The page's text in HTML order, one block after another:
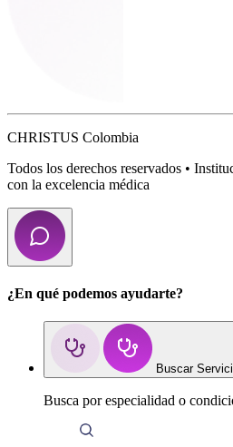
CHRISTUS Colombia
Todos los derechos reservados •
con la excelencia médica
¿En qué podemos ayudarte?
Buscar
Busca por especialidad o